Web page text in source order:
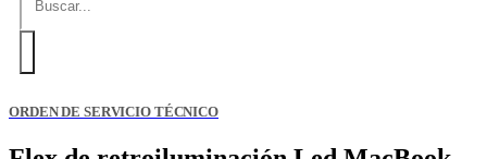
ORDEN DE SERVICIO TÉCNICO